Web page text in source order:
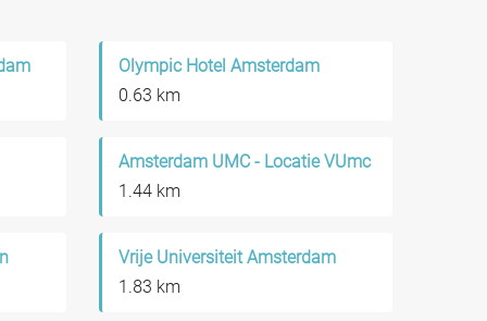
Olympic Hotel Amsterdam
0.63 km
Amsterdam UMC - Locatie VUmc
1.44 km
Vrije Universiteit Amsterdam
1.83 km